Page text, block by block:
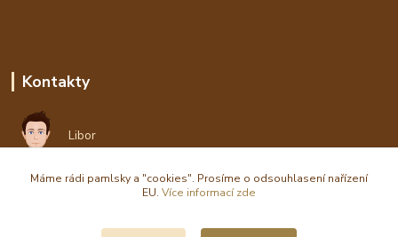
Kontakty
Libor
eshop(zavináč)waldi.cz
Máme rádi pamlsky a "cookies". Prosíme o odsouhlasení nařízení
EU. Více informací zde